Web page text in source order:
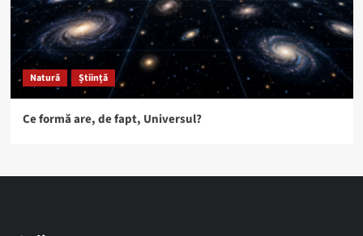
Natură Știință
Ce formă are, de fapt, Universul?